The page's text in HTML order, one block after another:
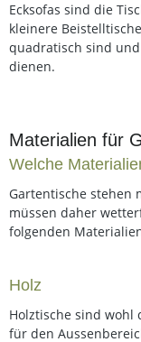
Ecksofas sind die
kleinere
quadratisch sind
dienen.
Materialien für
Welche
Gartentische stehen
müssen daher
folgenden
Holz
Holztische sind wohl
für den